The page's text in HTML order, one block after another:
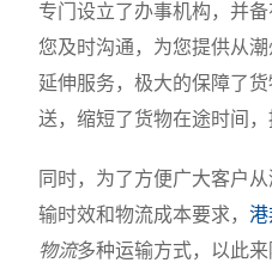
专门设立了办事机构，并
您及时沟通，为您提供从
延伸服务，极大的保障了
送，缩短了货物在途时间，
同时，为了方便广大客户
输时效和物流成本要求，
物流多种运输方式，以此